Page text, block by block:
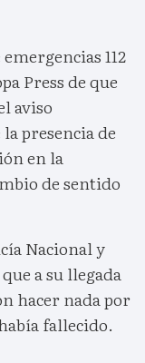
112
Press de que
aviso
presencia de
en la
de sentido
Nacional y
a su llegada
hacer nada por
fallecido.